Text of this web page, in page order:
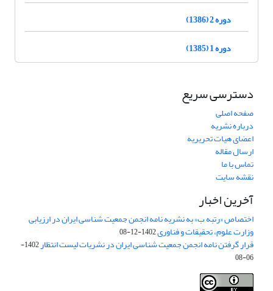
دوره 2 (1386)
دوره 1 (1385)
دسترسی سریع
صفحه اصلی
درباره نشریه
اعضای هیات تحریریه
ارسال مقاله
تماس با ما
نقشه سایت
آخرین اخبار
اختصاص «رتبه ب» به نشریه نامه انجمن جمعیت شناسی ایران در ارزیابی
وزارت علوم، تحقیقات و فناوری1402-12-08
قرار گرفتن نامه انجمن جمعیت شناسی ایران در نشریات لیست انتظار
1402-
06-08